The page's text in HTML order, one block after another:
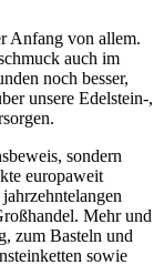
Anfang von allem.
auch im
noch besser,
unsere Edelstein-,
sondern
europaweit
Mehr und
zum Basteln und
sowie